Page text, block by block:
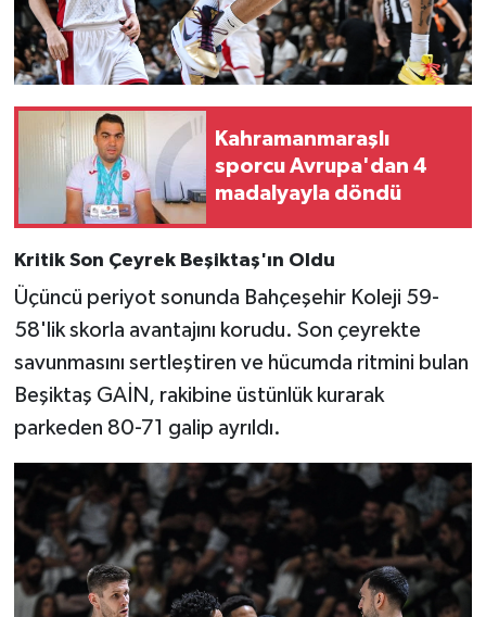
Kahramanmaraşlı
sporcu Avrupa'dan 4
madalyayla döndü
Kritik Son Çeyrek Beşiktaş'ın Oldu
Üçüncü periyot sonunda Bahçeşehir Koleji 59-
58'lik skorla avantajını korudu. Son çeyrekte
savunmasını sertleştiren ve hücumda ritmini bulan
Beşiktaş GAİN, rakibine üstünlük kurarak
parkeden 80-71 galip ayrıldı.